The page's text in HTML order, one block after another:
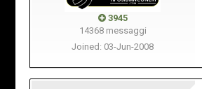
3945
14368 messaggi
Joined: 03-Jun-2008